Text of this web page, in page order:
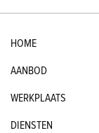
HOME
AANBOD
WERKPLAATS
DIENSTEN